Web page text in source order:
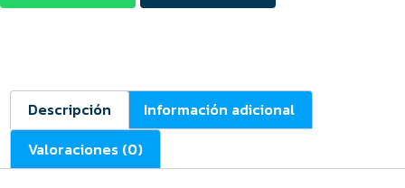
Descripción
Información adicional
Valoraciones (0)